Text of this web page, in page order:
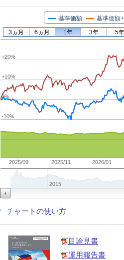
基準価額 基準価額
2025/09 2025/11 2026/01
2015
-10%
0%
+10%
+20%
3ヵ月 6ヵ月 1年 3年 5年
チャートの使い方
目論見書
運用報告書